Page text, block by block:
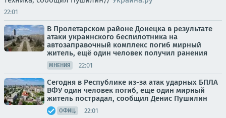
22:01
В Пролетарском районе Донецка в результате
атаки украинского беспилотника на
автозаправочный комплекс погиб мирный
житель, ещё один человек получил ранения
МНЕНИЯ 22:01
Сегодня в Республике из-за атак ударных БПЛА
ВФУ один человек погиб, еще один мирный
житель пострадал, сообщил Денис Пушилин
ОФИЦ. 22:01